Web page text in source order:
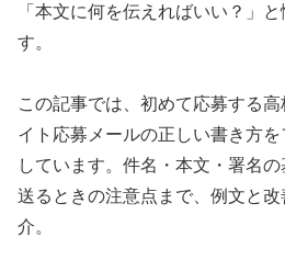
「本文に何を伝えればいい？」
す。
この記事では、初めて応募する
イト応募メールの正しい書き方
しています。件名・本文・署名
送るときの注意点まで、例文と
介。